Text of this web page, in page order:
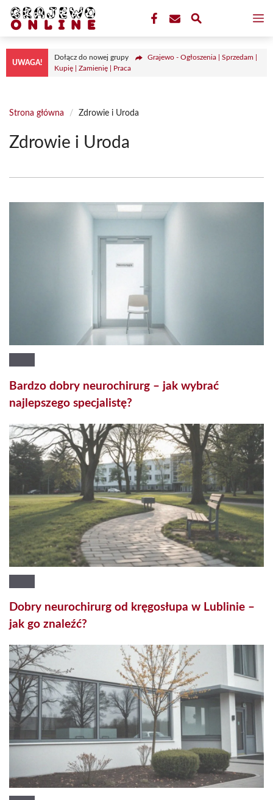
Przejdź
treści
UWAGA!
Dołącz do nowej grupy
Grajewo - Ogłoszenia | Sprzedam |
Kupię | Zamienię | Praca
Strona główna / Zdrowie i Uroda
Zdrowie i Uroda
Bardzo dobry neurochirurg – jak wybrać
najlepszego specjalistę?
Dobry neurochirurg od kręgosłupa w Lublinie –
jak go znaleźć?